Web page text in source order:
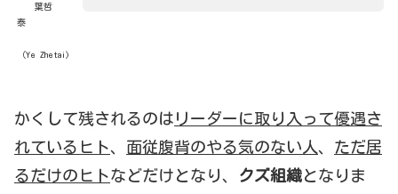
葉哲
泰
（Ye Zhetai)
かくして残されるのは リーダーに取り入って優遇さ
れているヒト、 面従腹背のやる気のない人、 ただ居
るだけのヒトなどだけとなり、 クズ組織となりま